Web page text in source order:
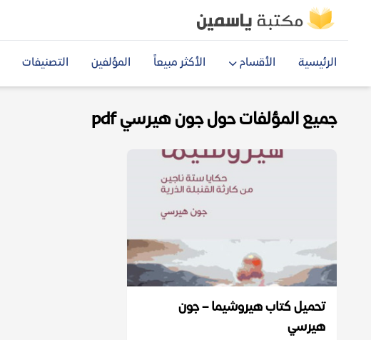
الرئيسية الأقسام الأكثر مبيعاً المؤلفين التصنيفات
جميع المؤلفات حول جون هيرسي pdf
تحميل كتاب هيروشيما – جون
هيرسي